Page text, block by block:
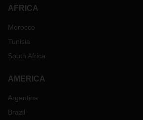
AFRICA
Morocco
Tunisia
South Africa
AMERICA
Argentina
Brazil